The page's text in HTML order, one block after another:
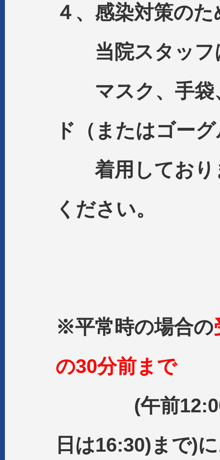
４、感染対策のた
当院スタッフ
マスク、手袋
ド（またはゴー
着用しており
ください。
※平常時の場合の
の30分前まで
(午前12:00、
日は16:30)まで)